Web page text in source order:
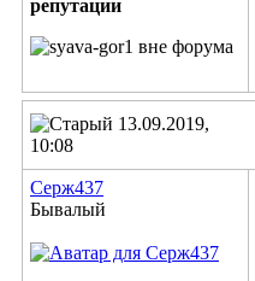
13.09.2019,
10:08
Серж437
Бывалый